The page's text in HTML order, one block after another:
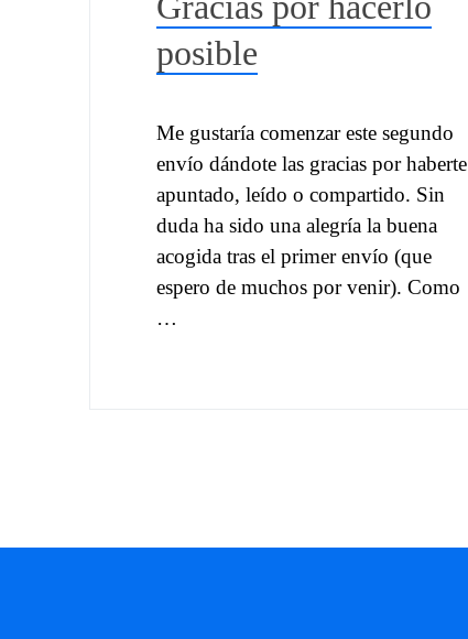
posible
Me gustaría comenzar este segundo
envío dándote las gracias por haberte
apuntado, leído o compartido. Sin
duda ha sido una alegría la buena
acogida tras el primer envío (que
espero de muchos por venir). Como
…